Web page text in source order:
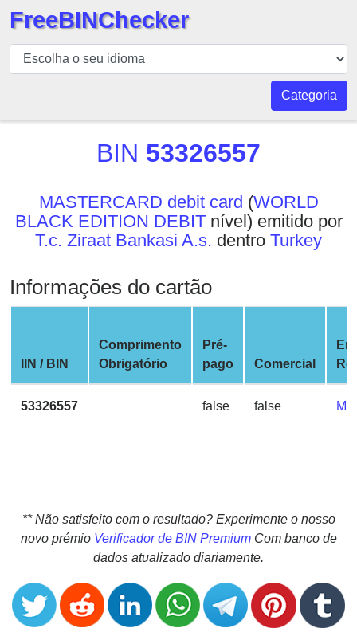
BIN
Verificador
BIN
Generator
BIN
Checker
CC
Generator
from
Banks
Credit
Card
Random
Credit
Card
FreeBINChecker
Categoria
BIN 53326557
MASTERCARD debit card (WORLD
BLACK EDITION DEBITnível) emitido por
T.c. Ziraat Bankasi A.s. dentro Turkey
Informações do cartão
IIN / BIN
Comprimento
Obrigatório
Pré-
pago
Comercial
53326557 false false
** Não satisfeito com o resultado? Experimente o nosso
novo prémio Verificador de BIN PremiumCom banco de
dados atualizado diariamente.